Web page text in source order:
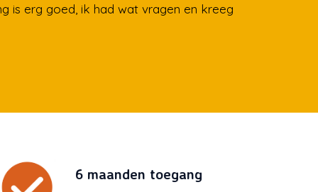
is erg goed, ik had wat vragen en kreeg
6 maanden toegang